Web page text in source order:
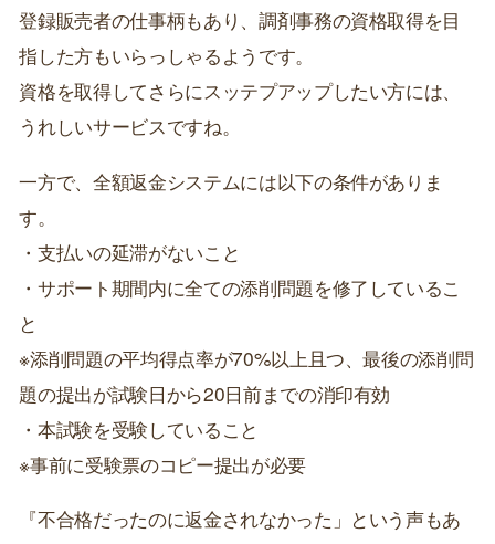
登録販売者の仕事柄もあり、調剤事務の資格取得を目
指した方もいらっしゃるようです。
資格を取得してさらにスッテプアップしたい方には、
うれしいサービスですね。
一方で、全額返金システムには以下の条件がありま
す。
・支払いの延滞がないこと
・サポート期間内に全ての添削問題を修了しているこ
と
※添削問題の平均得点率が70%以上且つ、最後の添削問
題の提出が試験日から20日前までの消印有効
・本試験を受験していること
※事前に受験票のコピー提出が必要
『不合格だったのに返金されなかった」という声もあ